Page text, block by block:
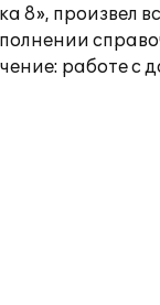
8», произвел
работе с